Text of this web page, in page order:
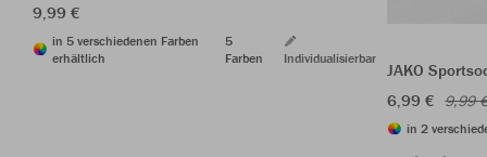
9,99 €
in 5 verschiedenen Farben
erhältlich
5
Farben
Individualisierbar
JAKO
6,99 € 9,99
in 2